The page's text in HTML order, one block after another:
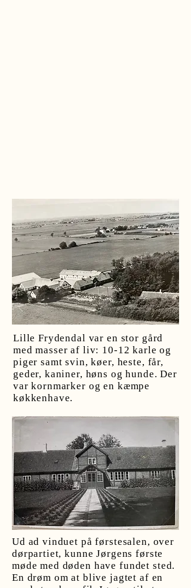
Lille Frydendal var en stor gård
med masser af liv: 10-12 karle og
piger samt svin, køer, heste, får,
geder, kaniner, høns og hunde. Der
var kornmarker og en kæmpe
køkkenhave.
Ud ad vinduet på førstesalen, over
dørpartiet, kunne Jørgens første
møde med døden have fundet sted.
En drøm om at blive jagtet af en